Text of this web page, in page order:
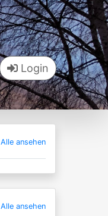
Login
Alle ansehen
Alle ansehen